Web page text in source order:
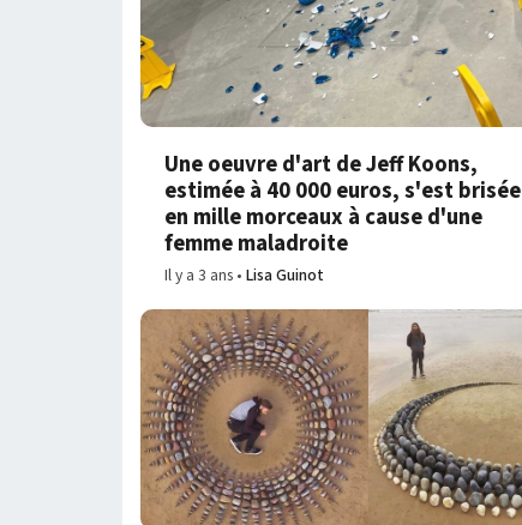
Une oeuvre d'art de Jeff Koons,
estimée à 40 000 euros, s'est brisée
en mille morceaux à cause d'une
femme maladroite
Il y a 3 ans Lisa Guinot